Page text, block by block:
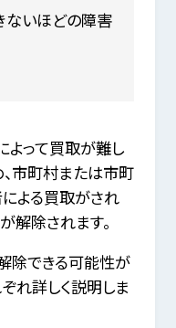
ないほどの障害
よって買取が難し
、市町村または市町
よる買取がされ
解除されます。
除できる可能性が
れ詳しく説明しま